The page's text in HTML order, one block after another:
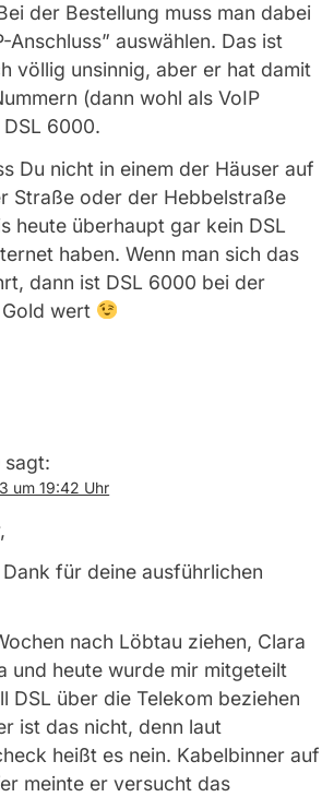
der Bestellung muss man dabei
Anschluss” auswählen. Das ist
völlig unsinnig, aber er hat damit
(dann wohl als VoIP
6000.
Du nicht in einem der Häuser auf
Straße oder der Hebbelstraße
heute überhaupt gar kein DSL
haben. Wenn man sich das
dann ist DSL 6000 bei der
wert
sagt:
um 19:42 Uhr
für deine ausführlichen
nach Löbtau ziehen, Clara
und heute wurde mir mitgeteilt
DSL über die Telekom beziehen
ist das nicht, denn laut
heißt es nein. Kabelbinner auf
meinte er versucht das